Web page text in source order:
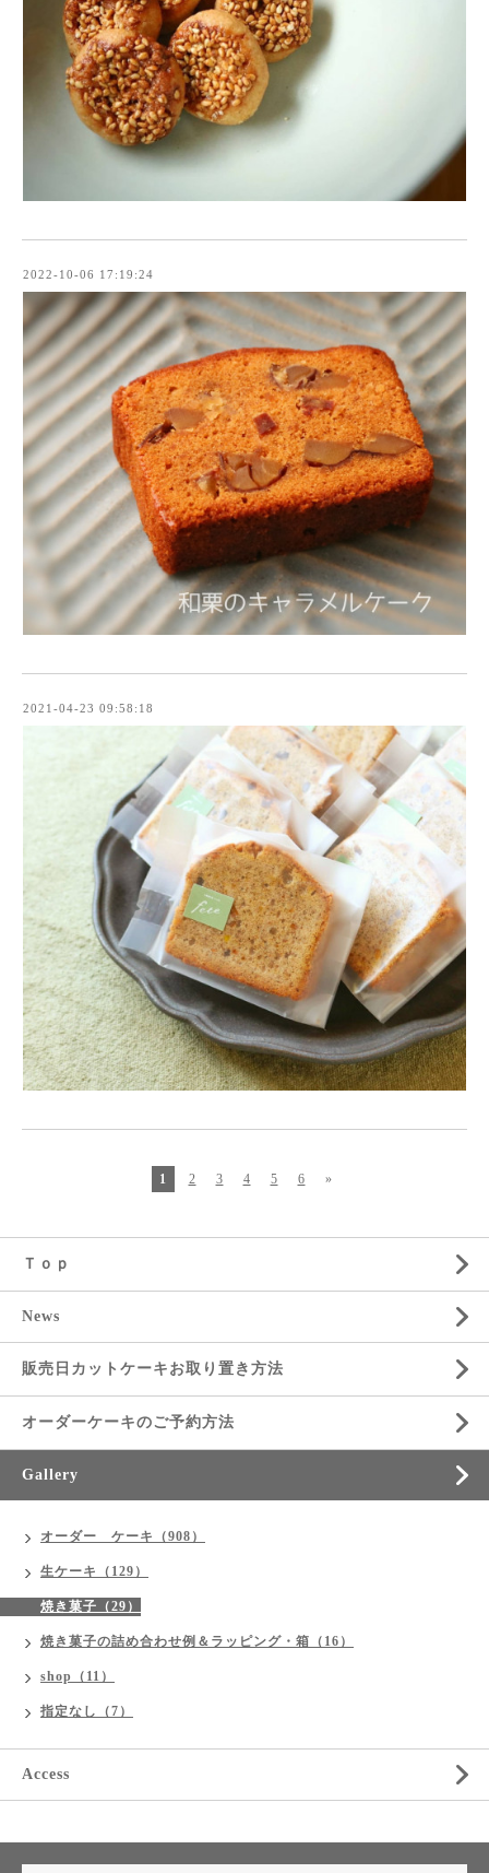
2022-10-06 17:19:24
2021-04-23 09:58:18
1 2 3 4 5 6 »
Ｔｏｐ
News
販売日カットケーキお取り置き方法
オーダーケーキのご予約方法
Gallery
オーダー ケーキ（908）
生ケーキ（129）
焼き菓子（29）
焼き菓子の詰め合わせ例＆ラッピング・箱（16）
shop（11）
指定なし（7）
Access